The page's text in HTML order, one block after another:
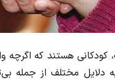
کودکانی هستند که اگرچه
به دلایل مختلف از جمله